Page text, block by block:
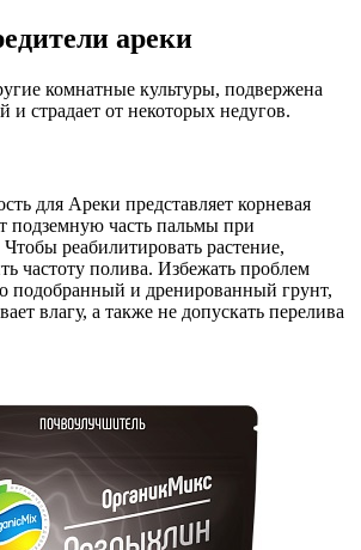
ареки
комнатные культуры, подвержена
и страдает от некоторых недугов.
для Ареки представляет корневая
подземную часть пальмы при
реабилитировать растение,
частоту полива. Избежать проблем
подобранный и дренированный грунт,
влагу, а также не допускать перелива